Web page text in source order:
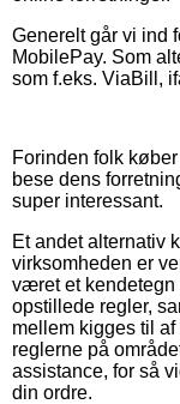
Generelt går vi ind
MobilePay. Som
som f.eks. ViaBill,
Forinden folk
bese dens
super interessant.
Et andet alternativ
virksomheden er
været et kendetegn
opstillede regler,
mellem kigges til
reglerne på
assistance, for så
din ordre.